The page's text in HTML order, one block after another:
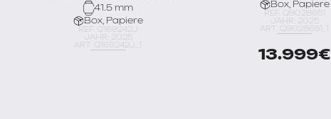
41.5 mm
Box, Papiere
REF. Q169242J
JAHR: 2025
ART. Q169242J_1
Box, Papiere
REF. Q9028651
JAHR: 2025
ART. Q9028651_1
13.999€